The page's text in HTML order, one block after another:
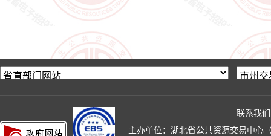
联系我们
主办单位：湖北省公共资源交易中心